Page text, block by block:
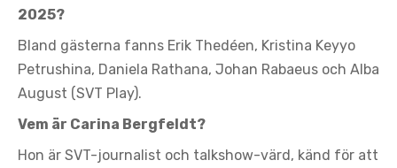
2025?
Bland gästerna fanns Erik Thedéen, Kristina Keyyo
Petrushina, Daniela Rathana, Johan Rabaeus och Alba
August (SVT Play).
Vem är Carina Bergfeldt?
Hon är SVT-journalist och talkshow-värd, känd för att